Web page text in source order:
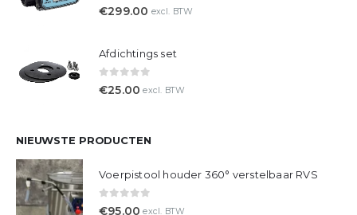
0out of 5
€299.00 excl. BTW
Afdichtings set
0out of 5
€25.00 excl. BTW
NIEUWSTE PRODUCTEN
Voerpistool houder 360° verstelbaar RVS
0out of 5
€95.00 excl. BTW